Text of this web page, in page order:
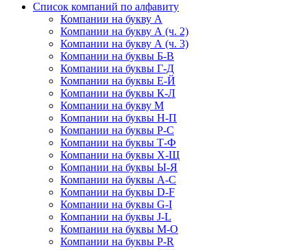
Список компаний по алфавиту
Компании на букву А
Компании на букву А (ч. 2)
Компании на букву А (ч. 3)
Компании на буквы Б-В
Компании на буквы Г-Д
Компании на буквы Е-Й
Компании на буквы К-Л
Компании на букву М
Компании на буквы Н-П
Компании на буквы Р-С
Компании на буквы Т-Ф
Компании на буквы Х-Щ
Компании на буквы Ы-Я
Компании на буквы A-C
Компании на буквы D-F
Компании на буквы G-I
Компании на буквы J-L
Компании на буквы M-O
Компании на буквы P-R